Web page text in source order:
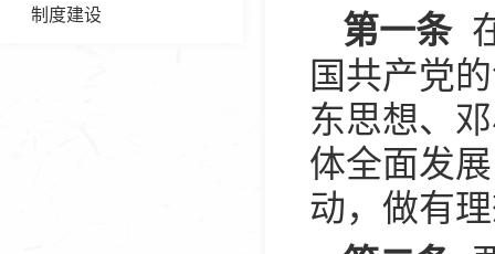
制度建设
第一条
国共产党
东思想、
体全面发
动，做有